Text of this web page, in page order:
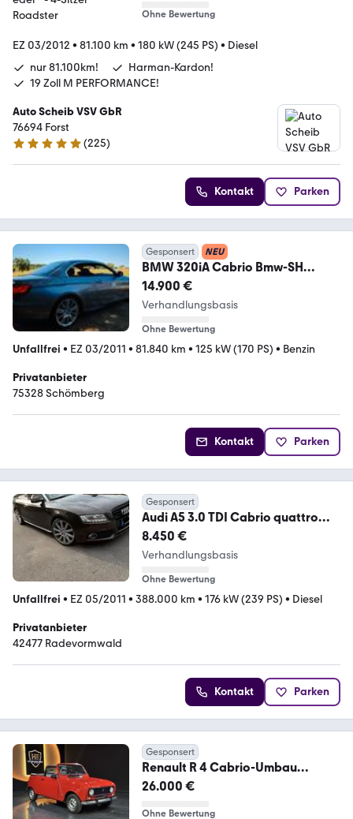
Ohne Bewertung
EZ 03/2012 • 81.100 km • 180 kW (245 PS) • Diesel
nur 81.100km!
Harman-Kardon!
19 Zoll M PERFORMANCE!
Auto Scheib VSV GbR
76694 Forst
5 Sterne
(225)
Kontakt Parken
Gesponsert NEU
BMW 320iA Cabrio Bmw-SH
2.Hand 18'M Traumzustand
14.900 €
Verhandlungsbasis
Ohne Bewertung
Unfallfrei • EZ 03/2011 • 81.840 km • 125 kW (170 PS) • Benzin
Privatanbieter
75328 Schömberg
Kontakt Parken
Gesponsert
Audi A5 3.0 TDI Cabrio quattro
Langstreckenwagen
8.450 €
Verhandlungsbasis
Ohne Bewertung
Unfallfrei • EZ 05/2011 • 388.000 km • 176 kW (239 PS) • Diesel
Privatanbieter
42477 Radevormwald
Kontakt Parken
Gesponsert
Renault R 4 Cabrio-Umbau
Einzelstück
26.000 €
Ohne Bewertung